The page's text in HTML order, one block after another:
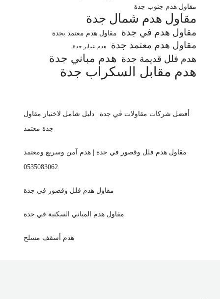
مقاول هدم جنوب جدة
مقاول هدم شمال جدة
مقاول هدم في جدة مقاول هدم معتمد بجدة
مقاول هدم معتمد جدة هدم عماير جدة
هدم فلل قديمة جدة هدم مباني جدة
هدم مقابل السكراب جدة
أفضل شركات مقاولات في جدة | دليل شامل لاختيار مقاول
جدة معتمد
مقاول هدم فلل وقصور في جدة | هدم آمن وسريع ومعتمد
0535083062
مقاول هدم فلل وقصور في جدة
مقاول هدم المباني السكنية في جدة
هدم أسقف مسلح